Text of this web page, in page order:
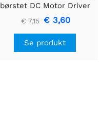
børstet DC Motor Driver
Holder
€ 7,15 € 3,60
Se produkt